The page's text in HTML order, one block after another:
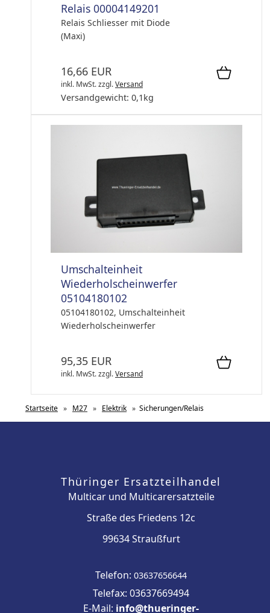
Relais 00004149201
Relais Schliesser mit Diode
(Maxi)
16,66 EUR
inkl. MwSt.zzgl.Versand
Versandgewicht: 0,1 kg
Umschalteinheit
Wiederholscheinwerfer
05104180102
05104180102, Umschalteinheit
Wiederholscheinwerfer
95,35 EUR
inkl. MwSt.zzgl.Versand
Startseite » M27 » Elektrik » Sicherungen/Relais
Thüringer Ersatzteilhandel
Multicar und Multicarersatzteile
Straße des Friedens 12c
99634 Straußfurt
Telefon: 03637656644
Telefax: 03637669494
E-Mail: info@thueringer-